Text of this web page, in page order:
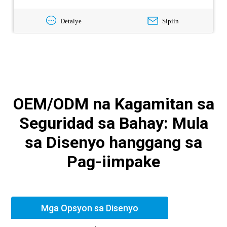
Detalye Sipiin
OEM/ODM na Kagamitan sa
Seguridad sa Bahay: Mula
sa Disenyo hanggang sa
Pag-iimpake
Mga Opsyon sa Disenyo